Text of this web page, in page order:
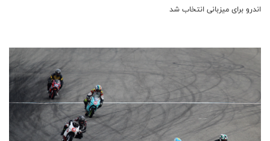
اندرو برای میزبانی انتخاب شد